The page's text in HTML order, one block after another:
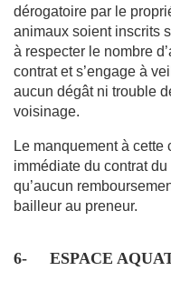
dérogatoire par le
animaux soient inscrits
à respecter le nombre
contrat et s’engage à
aucun dégât ni trouble
voisinage.
Le manquement à
immédiate du contrat
qu’aucun
bailleur au preneur.
6- ESPACE